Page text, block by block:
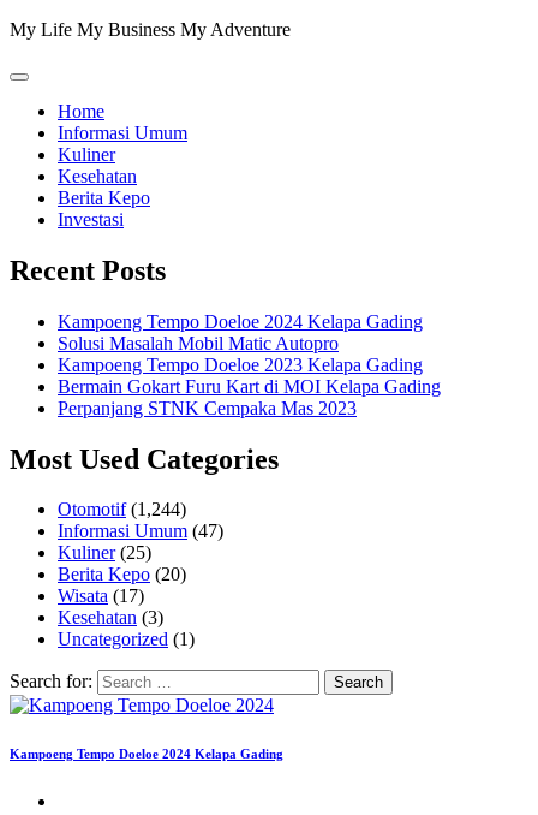
My Life My Business My Adventure
Home
Informasi Umum
Kuliner
Kesehatan
Berita Kepo
Investasi
Recent Posts
Kampoeng Tempo Doeloe 2024 Kelapa Gading
Solusi Masalah Mobil Matic Autopro
Kampoeng Tempo Doeloe 2023 Kelapa Gading
Bermain Gokart Furu Kart di MOI Kelapa Gading
Perpanjang STNK Cempaka Mas 2023
Most Used Categories
Otomotif(1,244)
Informasi Umum (47)
Kuliner(25)
Berita Kepo (20)
Wisata (17)
Kesehatan (3)
Uncategorized (1)
Search for:
Kampoeng Tempo Doeloe 2024 Kelapa Gading